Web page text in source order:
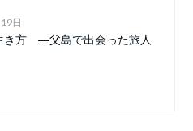
日
き方 ―父島で出会った旅人